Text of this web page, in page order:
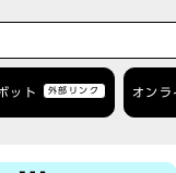
ット 外部リンク オン